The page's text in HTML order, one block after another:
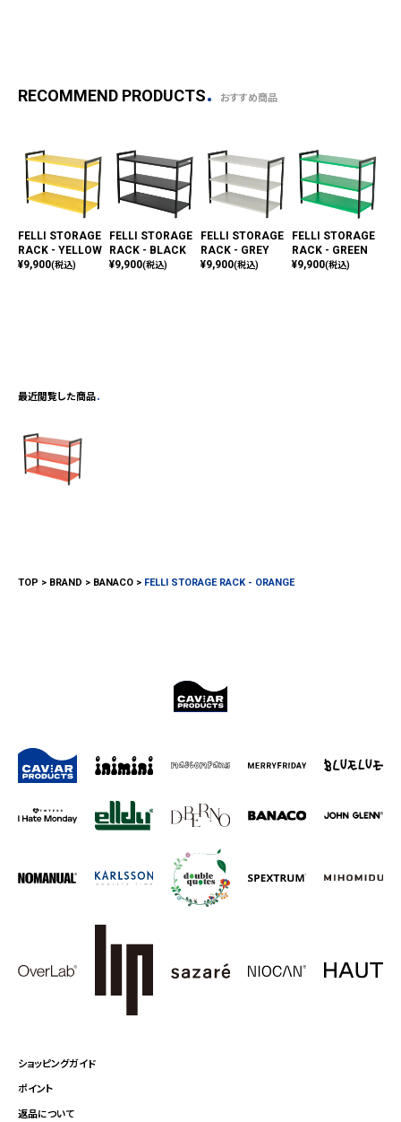
RECOMMEND PRODUCTS おすすめ商品
FELLI STORAGE
RACK - YELLOW
¥9,900(税込)
FELLI STORAGE
RACK - BLACK
¥9,900(税込)
FELLI STORAGE
RACK - GREY
¥9,900(税込)
FELLI STORAGE
RACK - GREEN
¥9,900(税込)
最近閲覧した商品
TOP BRAND BANACO FELLI STORAGE RACK - ORANGE
ショッピングガイド
ポイント
返品について